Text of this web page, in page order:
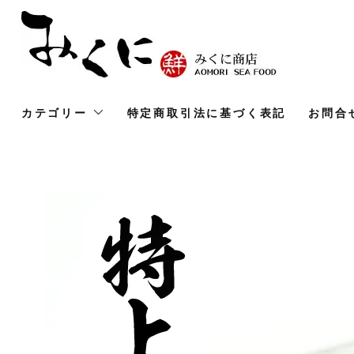
カテゴリー 特定商取引法に基づく表記 お問合